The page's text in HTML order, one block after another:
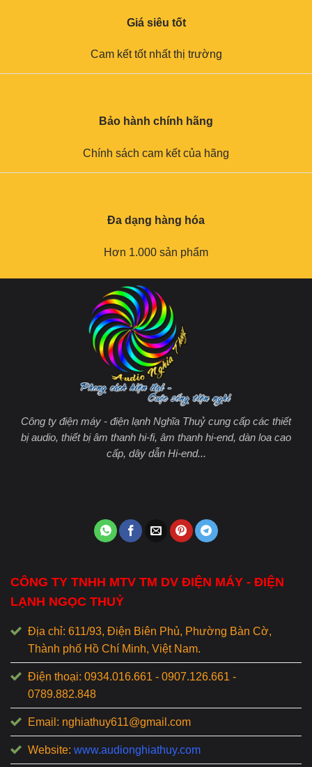
Giá siêu tốt
Cam kết tốt nhất thị trường
Bảo hành chính hãng
Chính sách cam kết của hãng
Đa dạng hàng hóa
Hơn 1.000 sản phẩm
Công ty điện máy - điện lạnh Nghĩa Thuỷ cung cấp các thiết
bị audio, thiết bị âm thanh hi-fi, âm thanh hi-end, dàn loa cao
cấp, dây dẫn Hi-end...
CÔNG TY TNHH MTV TM DV ĐIỆN MÁY - ĐIỆN
LẠNH NGỌC THUỶ
Địa chỉ: 611/93, Điện Biên Phủ, Phường Bàn Cờ,
Thành phố Hồ Chí Minh, Việt Nam.
Điện thoại: 0934.016.661 - 0907.126.661 -
0789.882.848
Email: nghiathuy611@gmail.com
Website: www.audionghiathuy.com